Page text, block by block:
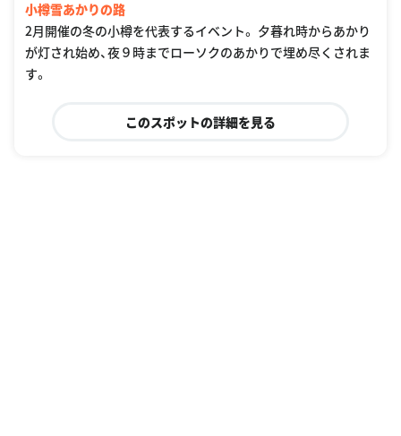
小樽雪あかりの路
2月開催の冬の小樽を代表するイベント。 夕暮れ時からあかり
が灯され始め、夜９時までローソクのあかりで埋め尽くされま
す。
このスポットの詳細を見る